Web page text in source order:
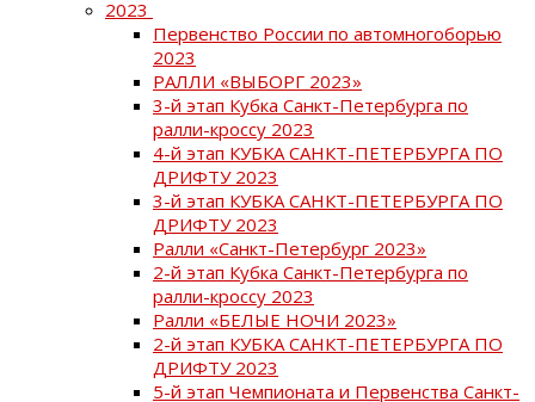
2023
Первенство России по автомногоборью
2023
РАЛЛИ «ВЫБОРГ 2023»
3-й этап Кубка Санкт-Петербурга по
ралли-кроссу 2023
4-й этап КУБКА САНКТ-ПЕТЕРБУРГА ПО
ДРИФТУ 2023
3-й этап КУБКА САНКТ-ПЕТЕРБУРГА ПО
ДРИФТУ 2023
Ралли «Санкт-Петербург 2023»
2-й этап Кубка Санкт-Петербурга по
ралли-кроссу 2023
Ралли «БЕЛЫЕ НОЧИ 2023»
2-й этап КУБКА САНКТ-ПЕТЕРБУРГА ПО
ДРИФТУ 2023
5-й этап Чемпионата и Первенства Санкт-